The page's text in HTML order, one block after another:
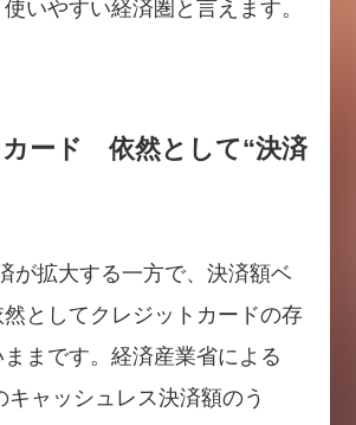
いやすい経済圏と言えます。
ード 依然として“決済
が拡大する一方で、決済額ベ
としてクレジットカードの存
まです。経済産業省による
キャッシュレス決済額のう